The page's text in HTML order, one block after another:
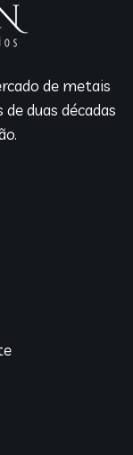
de metais
duas décadas